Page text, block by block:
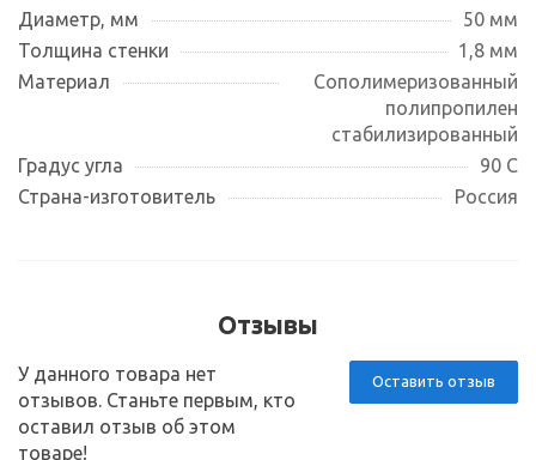
Диаметр, мм
50 мм
Толщина стенки
1,8 мм
Материал
Сополимеризованный
полипропилен
стабилизированный
Градус угла
90 С
Страна-изготовитель
Россия
Отзывы
Оставить отзыв
У данного товара нет
отзывов. Станьте первым, кто
оставил отзыв об этом
товаре!